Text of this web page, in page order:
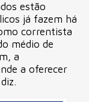
estão
já fazem há
correntista
médio de
a
a oferecer